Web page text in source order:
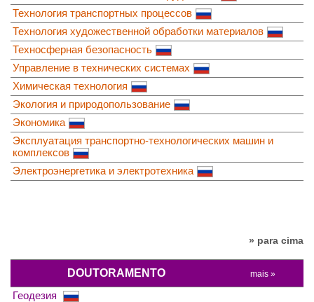
Технология транспортных процессов
Технология художественной обработки материалов
Техносферная безопасность
Управление в технических системах
Химическая технология
Экология и природопользование
Экономика
Эксплуатация транспортно-технологических машин и
комплексов
Электроэнергетика и электротехника
» para cima
DOUTORAMENTO mais »
Геодезия